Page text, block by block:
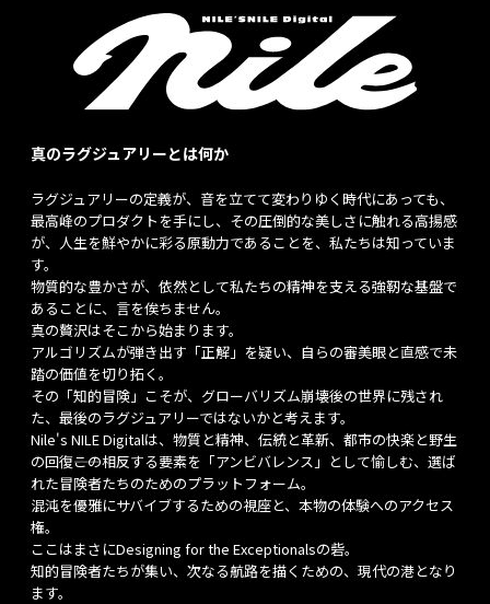
真のラグジュアリーとは何か
ラグジュアリーの定義が、音を立てて変わりゆく時代にあっても、
最高峰のプロダクトを手にし、その圧倒的な美しさに触れる高揚感
が、人生を鮮やかに彩る原動力であることを、私たちは知っていま
す。
物質的な豊かさが、依然として私たちの精神を支える強靭な基盤で
あることに、言を俟ちません。
真の贅沢はそこから始まります。
アルゴリズムが弾き出す「正解」を疑い、自らの審美眼と直感で未
踏の価値を切り拓く。
その「知的冒険」こそが、グローバリズム崩壊後の世界に残され
た、最後のラグジュアリーではないかと考えます。
Nile's NILE Digitalは、物質と精神、伝統と革新、都市の快楽と野生
の回復――この相反する要素を「アンビバレンス」として愉しむ、選ば
れた冒険者たちのためのプラットフォーム。
混沌を優雅にサバイブするための視座と、本物の体験へのアクセス
権。
ここはまさにDesigning for the Exceptionalsの砦。
知的冒険者たちが集い、次なる航路を描くための、現代の港となり
ます。